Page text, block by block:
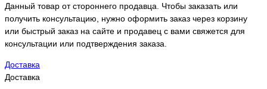
Данный товар от стороннего продавца. Чтобы заказать или
получить консультацию, нужно оформить заказ через корзину
или быстрый заказ на сайте и продавец с вами свяжется для
консультации или подтверждения заказа.
Доставка
Доставка